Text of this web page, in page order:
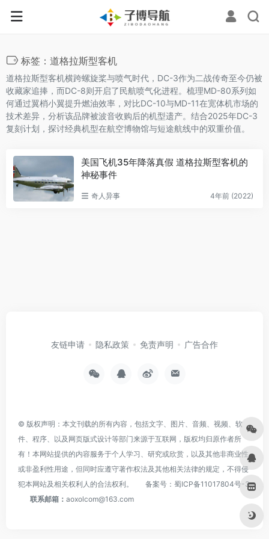
标签：道格拉斯型客机
道格拉斯型客机横跨螺旋桨与喷气时代，DC-3作为二战传奇至今仍被
收藏家追捧，而DC-8则开启了民航喷气化进程。梳理MD-80系列如
何通过翼梢小翼提升燃油效率，对比DC-10与MD-11在宽体机市场的
技术差异，分析该品牌被波音收购后的机型遗产。结合2025年DC-3
复刻计划，探讨经典机型在航空博物馆与短途航线中的双重价值。
美国飞机35年降落真假 道格拉斯型客机的
神秘事件
奇人异事 4年前 (2022)
友链申请 隐私政策 免责声明 广告合作
© 版权声明：本文刊载的所有内容，包括文字、图片、音频、视频、软
件、程序、以及网页版式设计等部门来源于互联网，版权均归原作者所
有！本网站提供的内容服务于个人学习、研究或欣赏，以及其他非商业性
或非盈利性用途，但同时应遵守著作权法及其他相关法律的规定，不得侵
犯本网站及相关权利人的合法权利。
备案号： 蜀ICP备11017804号-3
联系邮箱： aoxolcom@163.com